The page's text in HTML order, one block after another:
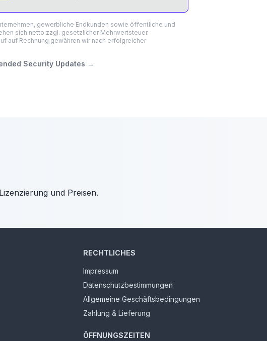
gewerbliche Endkunden sowie öffentliche und
sich netto zzgl. gesetzlicher Mehrwertsteuer.
auf Rechnung gewähren wir nach erfolgreicher
Security Updates →
und Preisen.
RECHTLICHES
Impressum
Datenschutzbestimmungen
Allgemeine Geschäftsbedingungen
Zahlung & Lieferung
ÖFFNUNGSZEITEN